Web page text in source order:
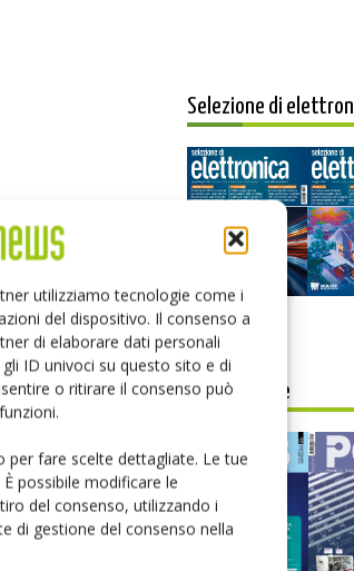
utilizziamo tecnologie come i
del dispositivo. Il consenso a
di elaborare dati personali
ID univoci su questo sito e di
o ritirare il consenso può
per fare scelte dettagliate. Le tue
possibile modificare le
del consenso, utilizzando i
di gestione del consenso nella
Selezione di
Edicola web
PCB Magazine